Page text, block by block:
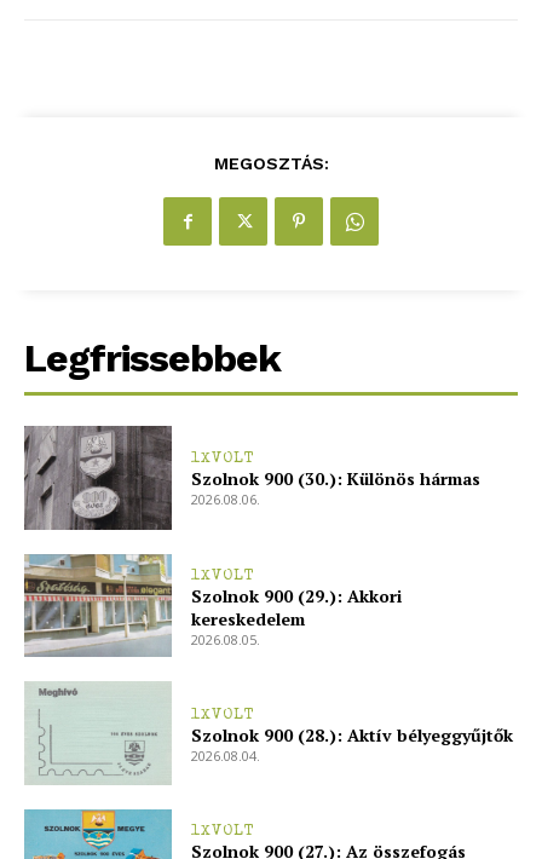
MEGOSZTÁS:
Legfrissebbek
1XVOLT
Szolnok 900 (30.): Különös hármas
2026.08.06.
1XVOLT
Szolnok 900 (29.): Akkori
kereskedelem
2026.08.05.
1XVOLT
Szolnok 900 (28.): Aktív bélyeggyűjtők
2026.08.04.
1XVOLT
Szolnok 900 (27.): Az összefogás